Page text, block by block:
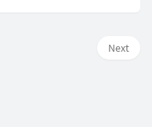
Next